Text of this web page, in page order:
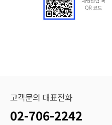
고객문의 대표전화
02-706-2242